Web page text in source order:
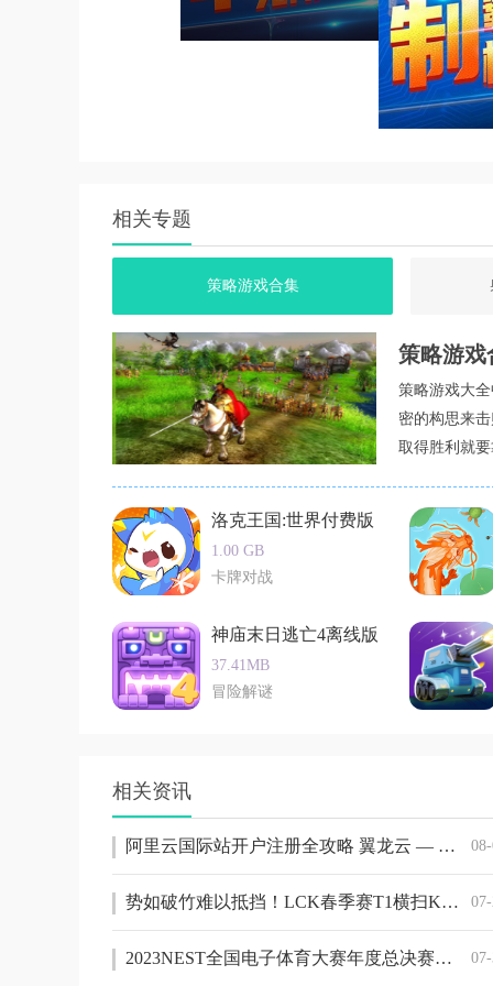
1. 机甲设计独特：玩家普遍认为机甲设计独特
2. 战斗体验刺激：机甲之间的战斗体验被玩家
3. 地图广阔多样：游戏地图广阔且多样，为玩
4. 社交功能完善：玩家对游戏的社交功能表示
1. 游戏操作：玩家需要控制机甲进行移动和攻
2. 机甲升级：游戏提供了机甲升级和改造系统
3. 实时互动：游戏中实时互动功能完善，玩家
5. 新手引导：游戏为新手玩家提供了详细的引导
游戏背景
1. 未来战场：游戏背景设定在未来战场，充满了
2. 机甲文化：游戏中融入了机甲文化，让玩家能
3. 吃鸡玩法：结合吃鸡玩法，为玩家带来了紧张
4. 多元化元素：游戏中融入了多种元素，如科
5. 持续更新：游戏将不断更新新的机甲、地图
小编测评
机甲吃鸡模拟器是一款充满未来科技感和激情
带来了全新的游戏体验。游戏中机甲设计独特
相关专题
策略游戏合集
策略游戏
策略游戏大
密的构思来
取得胜利就
洛克王国:世界付费版
1.00 GB
卡牌对战
神庙末日逃亡4离线版
37.41MB
冒险解谜
相关资讯
阿里云国际站开户注册全攻略 翼龙云 — 您的明智之选
势如破竹难以抵挡！LCK春季赛T1横扫KT斩获9连胜
2023NEST全国电子体育大赛年度总决赛，福建晋江邀你共赴精彩！